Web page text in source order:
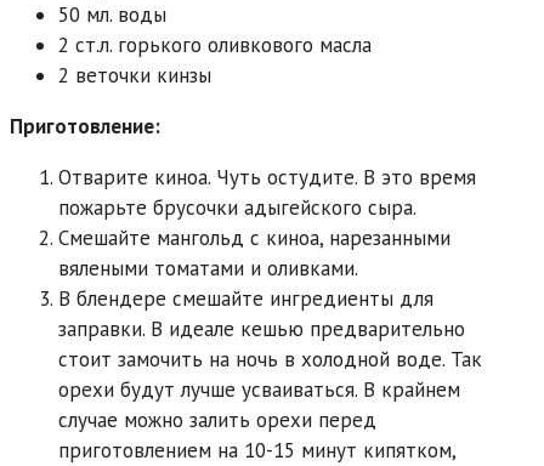
50 мл. воды
2 ст.л. горького оливкового масла
2 веточки кинзы
Приготовление:
Отварите киноа. Чуть остудите. В это время
пожарьте брусочки адыгейского сыра.
Смешайте мангольд с киноа, нарезанными
вялеными томатами и оливками.
В блендере смешайте ингредиенты для
заправки. В идеале кешью предварительно
стоит замочить на ночь в холодной воде. Так
орехи будут лучше усваиваться. В крайнем
случае можно залить орехи перед
приготовлением на 10-15 минут кипятком,